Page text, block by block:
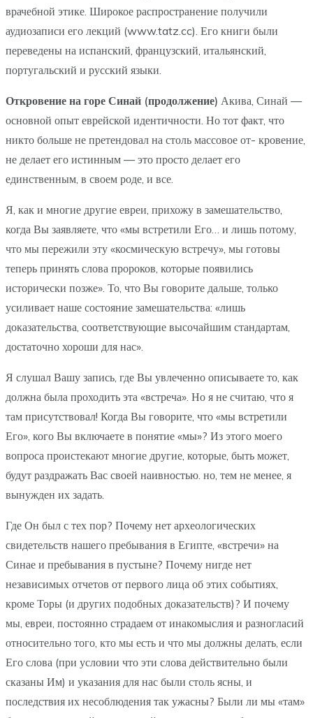
врачебной этике. Широкое распространение получили
аудиозаписи его лекций (www.tatz.cc). Его книги были
переведены на испанский, французский, итальянский,
португальский и русский языки.
Откровение на горе Синай (продолжение) Акива, Синай —
основной опыт еврейской идентичности. Но тот факт, что
никто больше не претендовал на столь массовое от- кровение,
не делает его истинным — это просто делает его
единственным, в своем роде, и все.
Я, как и многие другие евреи, прихожу в замешательство,
когда Вы заявляете, что «мы встретили Его… и лишь потому,
что мы пережили эту «космическую встречу», мы готовы
теперь принять слова пророков, которые появились
исторически позже». То, что Вы говорите дальше, только
усиливает наше состояние замешательства: «лишь
доказательства, соответствующие высочайшим стандартам,
достаточно хороши для нас».
Я слушал Вашу запись, где Вы увлеченно описываете то, как
должна была проходить эта «встреча». Но я не считаю, что я
там присутствовал! Когда Вы говорите, что «мы встретили
Его», кого Вы включаете в понятие «мы»? Из этого моего
вопроса проистекают многие другие, которые, быть может,
будут раздражать Вас своей наивностью. но, тем не менее, я
вынужден их задать.
Где Он был с тех пор? Почему нет археологических
свидетельств нашего пребывания в Египте, «встречи» на
Синае и пребывания в пустыне? Почему нигде нет
независимых отчетов от первого лица об этих событиях,
кроме Торы (и других подобных доказательств)? И почему
мы, евреи, постоянно страдаем от инакомыслия и разногласий
относительно того, кто мы есть и что мы должны делать, если
Его слова (при условии что эти слова действительно были
сказаны Им) и указания для нас были столь ясны, и
последствия их несоблюдения так ужасны? Были ли мы «там»